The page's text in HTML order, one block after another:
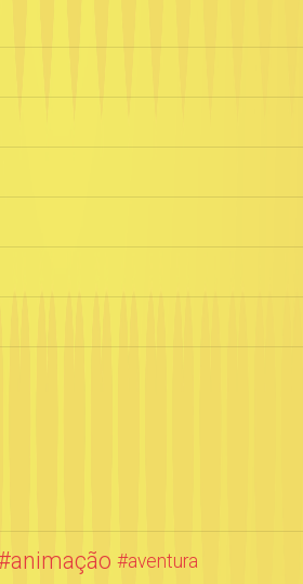
animação aventura